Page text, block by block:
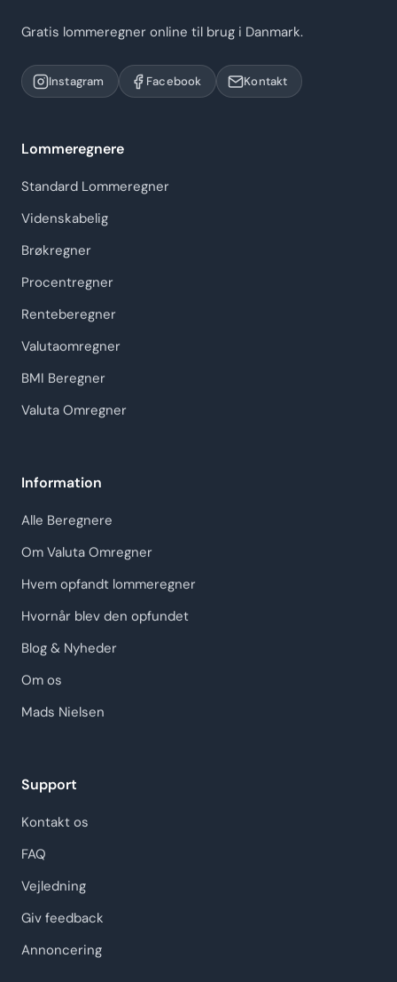
Gratis lommeregner online til brug i Danmark.
Instagram Facebook Kontakt
Lommeregnere
Standard Lommeregner
Videnskabelig
Brøkregner
Procentregner
Renteberegner
Valutaomregner
BMI Beregner
Valuta Omregner
Information
Alle Beregnere
Om Valuta Omregner
Hvem opfandt lommeregner
Hvornår blev den opfundet
Blog & Nyheder
Om os
Mads Nielsen
Support
Kontakt os
FAQ
Vejledning
Giv feedback
Annoncering